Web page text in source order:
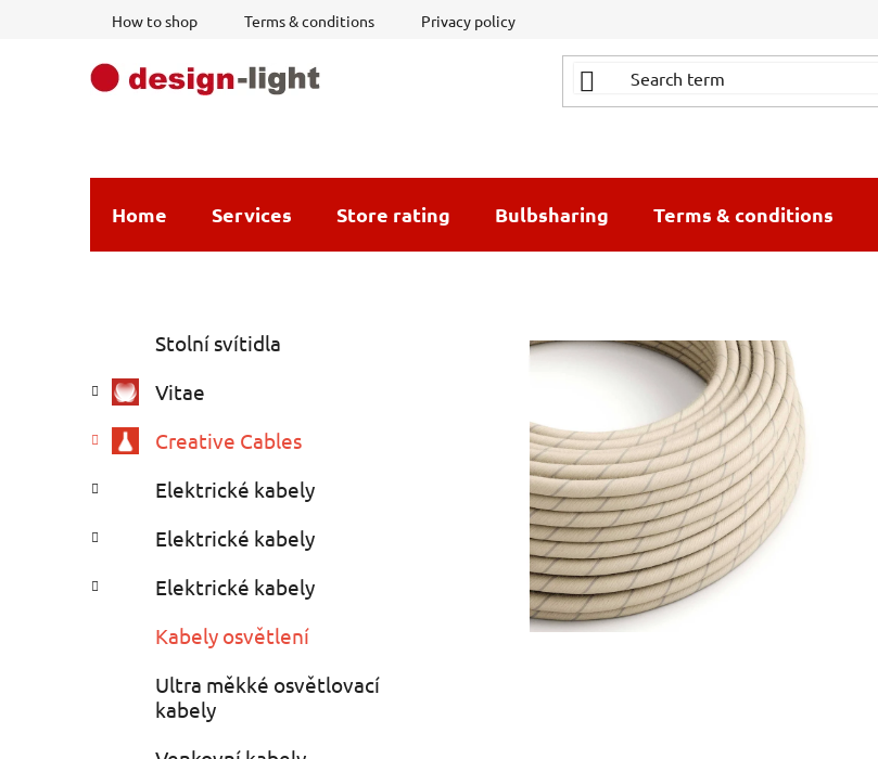
How to shop Terms & conditions Privacy policy
Home Services Store rating Bulbsharing Terms & conditions
d
b
r
categories
e
o
i
s
Stolní svítidla
Vitae
Creative Cables
Elektrické kabely
Elektrické kabely
Elektrické kabely
Kabely osvětlení
Ultra měkké osvětlovací
kabely